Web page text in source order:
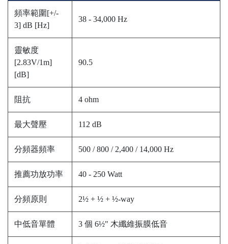
頻率範圍[+/-
3] dB [Hz]
38 - 34,000 Hz
靈敏度
[2.83V/1m]
[dB]
90.5
阻抗 4 ohm
最大聲壓 112 dB
分頻器頻率 500 / 800 / 2,400 / 14,000 Hz
推薦功放功率 40 - 250 Watt
分頻原則 2½ + ½ + ½-way
中低音單體 3 個 6½" 木纖維振膜低音